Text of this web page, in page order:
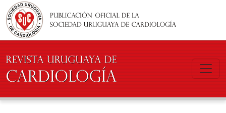
Pasar al contenido principal